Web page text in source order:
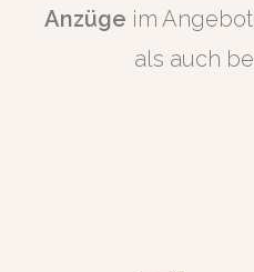
Anzüge im
als auch